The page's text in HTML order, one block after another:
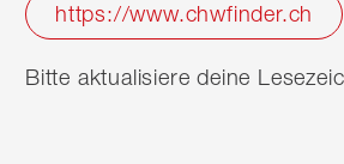
https://www.chwfinder.ch
Bitte aktualisiere deine